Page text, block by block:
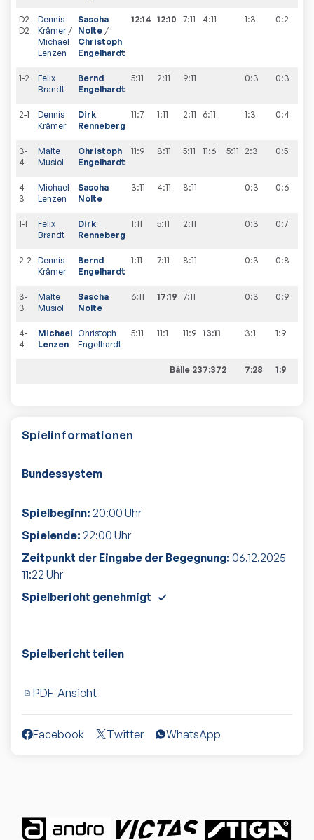
D2-
D2
Dennis
Krämer /
Michael
Lenzen
Sascha
Nolte /
Christoph
Engelhardt
12:14 12:10 7:11 4:11 1:3 0:2
1-2
Felix
Brandt
Bernd
Engelhardt
5:11 2:11 9:11 0:3 0:3
2-1
Dennis
Krämer
Dirk
Renneberg
11:7 1:11 2:11 6:11 1:3 0:4
3-
4
Malte
Musiol
Christoph
Engelhardt
11:9 8:11 5:11 11:6 5:11 2:3 0:5
4-
3
Michael
Lenzen
Sascha
Nolte
3:11 4:11 8:11 0:3 0:6
1-1
Felix
Brandt
Dirk
Renneberg
1:11 5:11 2:11 0:3 0:7
2-2
Dennis
Krämer
Bernd
Engelhardt
1:11 7:11 8:11 0:3 0:8
3-
3
Malte
Musiol
Sascha
Nolte
6:11 17:19 7:11 0:3 0:9
4-
4
Michael
Lenzen
Christoph
Engelhardt
5:11 11:1 11:9 13:11 3:1 1:9
Bälle 237:372 7:28 1:9
Spielinformationen
Bundessystem
Spielbeginn: 20:00 Uhr
Spielende: 22:00 Uhr
Zeitpunkt der Eingabe der Begegnung: 06.12.2025
11:22 Uhr
Spielbericht genehmigt
Spielbericht teilen
PDF-Ansicht
Facebook Twitter WhatsApp